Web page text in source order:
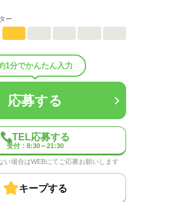
剤のお薬代一部負担
あり
蔵庫完備
し出しも◎
貸出あり
付与）
ー
1分でかんたん入力
応募する
TEL応募する
受付：8:30～21:30
い場合はWEBにてご応募お願いします
キープする